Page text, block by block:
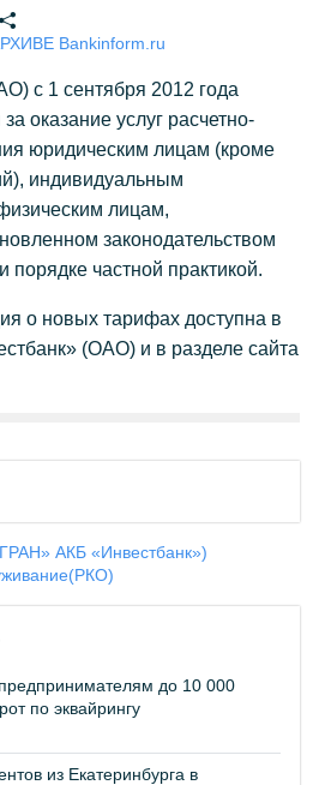
Bankinform.ru
с 1 сентября 2012 года
оказание услуг расчетно-
юридическим лицам (кроме
индивидуальным
лицам,
законодательством
порядке частной практикой.
о новых тарифах доступна в
(ОАО) и в разделе сайта
АКБ «Инвестбанк»)
до 10 000
по эквайрингу
из Екатеринбурга в